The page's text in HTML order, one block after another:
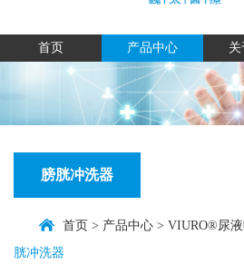
首页 产品中心 关
膀胱冲洗器
首页 > 产品中心 > VIURO®尿
胱冲洗器